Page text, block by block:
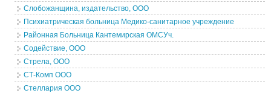
Слобожанщина, издательство, ООО
Психиатрическая больница Медико-санитарное учреждение
Районная Больница Кантемирская ОМСУч.
Содействие, ООО
Стрела, ООО
СТ-Комп ООО
Стеллария ООО